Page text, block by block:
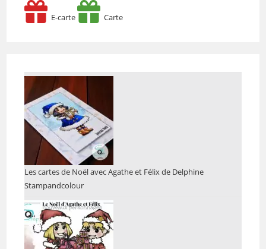
E-carte Carte
Les cartes de Noël avec Agathe et Félix de Delphine
Stampandcolour